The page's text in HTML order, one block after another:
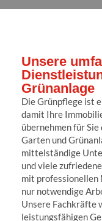
Unsere
Grünanlage
Die Grünpflege ist
damit Ihre
übernehmen für
Garten und
mittelständige
und viele
mit
nur notwendige
Unsere Fachkräfte
leistungsfähigen